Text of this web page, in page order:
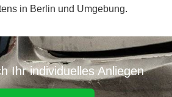
in Berlin und Umgebung.
Ihr individuelles Anliegen